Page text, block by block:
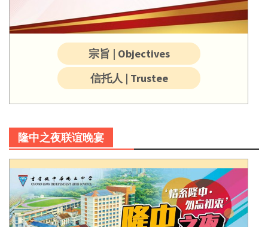
宗旨 | Objectives
信托人 | Trustee
隆中之夜联谊晚宴